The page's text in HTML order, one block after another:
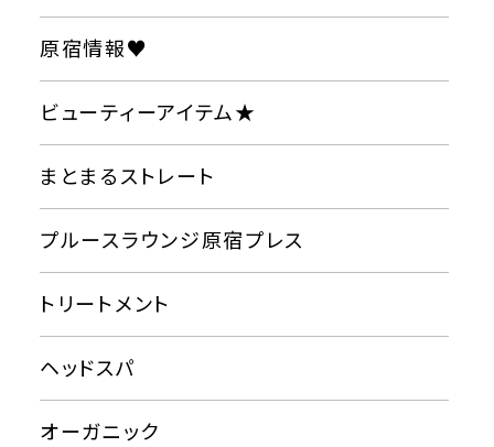
原宿情報♥
ビューティーアイテム★
まとまるストレート
プルースラウンジ原宿プレス
トリートメント
ヘッドスパ
オーガニック